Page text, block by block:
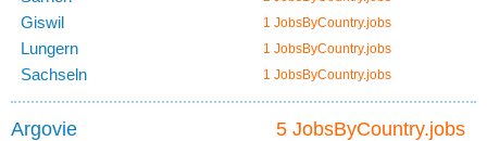
Giswil 1 JobsByCountry.jobs
Lungern 1 JobsByCountry.jobs
Sachseln 1 JobsByCountry.jobs
5 JobsByCountry.jobs
Argovie